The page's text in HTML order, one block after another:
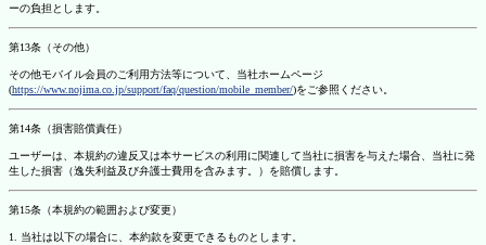
ーの負担とします。
第13条（その他）
その他モバイル会員のご利用方法等について、当社ホームページ
(https://www.nojima.co.jp/support/faq/question/mobile_member/)をご参照ください。
第14条（損害賠償責任）
ユーザーは、本規約の違反又は本サービスの利用に関連して当社に損害を与えた場合、当社に発
生した損害（逸失利益及び弁護士費用を含みます。）を賠償します。
第15条（本規約の範囲および変更）
1. 当社は以下の場合に、本約款を変更できるものとします。